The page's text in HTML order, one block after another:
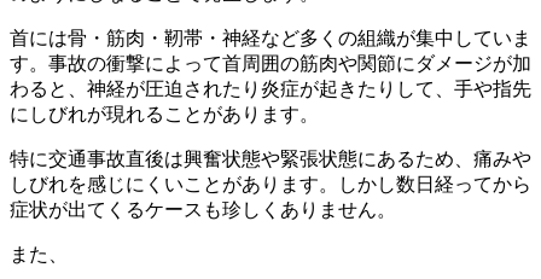
首には骨・筋肉・靭帯・神経など多くの組織が集中していま
す。事故の衝撃によって首周囲の筋肉や関節にダメージが加
わると、神経が圧迫されたり炎症が起きたりして、手や指先
にしびれが現れることがあります。
特に交通事故直後は興奮状態や緊張状態にあるため、痛みや
しびれを感じにくいことがあります。しかし数日経ってから
症状が出てくるケースも珍しくありません。
また、